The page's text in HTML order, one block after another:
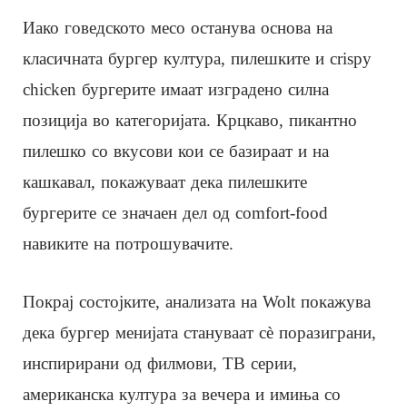
Иако говедското месо останува основа на
класичната бургер култура, пилешките и crispy
chicken бургерите имаат изградено силна
позиција во категоријата. Крцкаво, пикантно
пилешко со вкусови кои се базираат и на
кашкавал, покажуваат дека пилешките
бургерите се значаен дел од comfort-food
навиките на потрошувачите.
Покрај состојките, анализата на Wolt покажува
дека бургер менијата стануваат сè поразиграни,
инспирирани од филмови, ТВ серии,
американска култура за вечера и имиња со